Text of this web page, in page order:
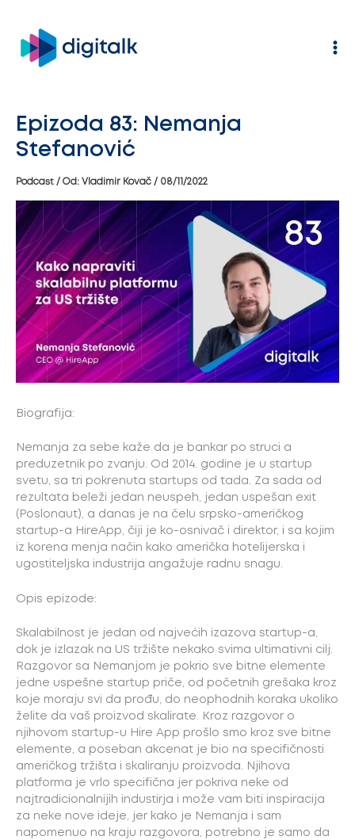
sadržaj
Epizoda 83: Nemanja
Stefanović
Podcast / Od: Vladimir Kovač / 08/11/2022
Biografija:
Nemanja za sebe kaže da je bankar po struci a
preduzetnik po zvanju. Od 2014. godine je u startup
svetu, sa tri pokrenuta startups od tada. Za sada od
rezultata beleži jedan neuspeh, jedan uspešan exit
(Poslonaut), a danas je na čelu srpsko-američkog
startup-a HireApp, čiji je ko-osnivač i direktor, i sa kojim
iz korena menja način kako američka hotelijerska i
ugostiteljska industrija angažuje radnu snagu.
Opis epizode:
Skalabilnost je jedan od najvećih izazova startup-a,
dok je izlazak na US tržište nekako svima ultimativni cilj.
Razgovor sa Nemanjom je pokrio sve bitne elemente
jedne uspešne startup priče, od početnih grešaka kroz
koje moraju svi da prođu, do neophodnih koraka ukoliko
želite da vaš proizvod skalirate. Kroz razgovor o
njihovom startup-u Hire App prošlo smo kroz sve bitne
elemente, a poseban akcenat je bio na specifičnosti
američkog tržišta i skaliranju proizvoda. Njihova
platforma je vrlo specifična jer pokriva neke od
najtradicionalnijih industirja i može vam biti inspiracija
za neke nove ideje, jer kako je Nemanja i sam
napomenuo na kraju razgovora, potrebno je samo da